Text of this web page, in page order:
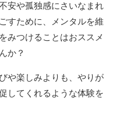
安や孤独感にさいなまれ
すために、メンタルを維
みつけることはおススメ
か？
や楽しみよりも、やりが
してくれるような体験を